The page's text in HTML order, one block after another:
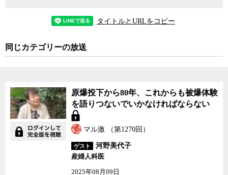
タイトルとURLをコピー
同じカテゴリーの放送
原爆投下から80年、これからも被爆体験
を語りつないでいかなければならない
マル激 （第1270回）
ゲスト
河野美代子
産婦人科医
2025年08月09日